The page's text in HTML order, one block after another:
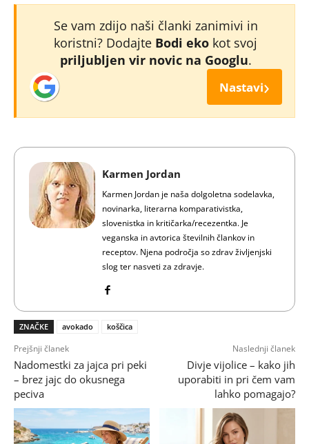
Se vam zdijo naši članki zanimivi in
koristni? Dodajte Bodi eko kot svoj
priljubljen vir novic na Googlu.
Nastavi›
Karmen Jordan
Karmen Jordan je naša dolgoletna sodelavka,
novinarka, literarna komparativistka,
slovenistka in kritičarka/recezentka. Je
veganska in avtorica številnih člankov in
receptov. Njena področja so zdrav življenjski
slog ter nasveti za zdravje.
ZNAČKE avokado koščica
Prejšnji članek
Nadomestki za jajca pri peki
– brez jajc do okusnega
peciva
Naslednji članek
Divje vijolice – kako jih
uporabiti in pri čem vam
lahko pomagajo?